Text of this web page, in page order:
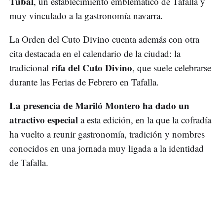
muy vinculado a la gastronomía navarra.
La Orden del Cuto Divino cuenta además con otra
cita destacada en el calendario de la ciudad: la
tradicional rifa del Cuto Divino, que suele celebrarse
durante las Ferias de Febrero en Tafalla.
La presencia de Mariló Montero ha dado un
atractivo especial a esta edición, en la que la cofradía
ha vuelto a reunir gastronomía, tradición y nombres
conocidos en una jornada muy ligada a la identidad
de Tafalla.